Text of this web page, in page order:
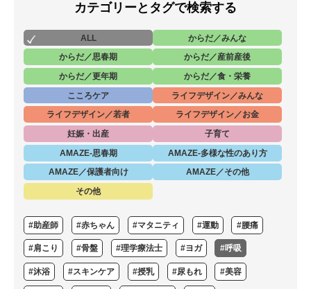
カテゴリーとタグで検索する
ALL
からだ／みんな
からだ／思春期
からだ／産前産後
からだ／更年期
からだ／食・栄養
こころケア
ライフデザイン／みんな
ライフデザイン／若者
ライフデザイン／お金
妊娠・出産
子育て
AMAZE-思春期
AMAZE-多様な性のあり方
AMAZE／保護者向け
AMAZE／その他
その他
#助産師 #赤ちゃん #マタニティ #運動 #腰痛
#肩こり #骨盤 #理学療法士 #ヨガ #呼吸
#沐浴 #スキンケア #授乳 #尿もれ #美容